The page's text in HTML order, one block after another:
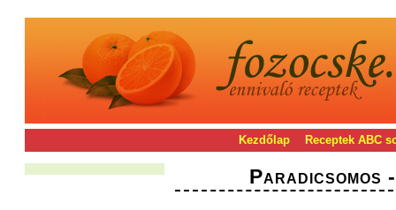
Kezdőlap Receptek ABC
Paradicsomos